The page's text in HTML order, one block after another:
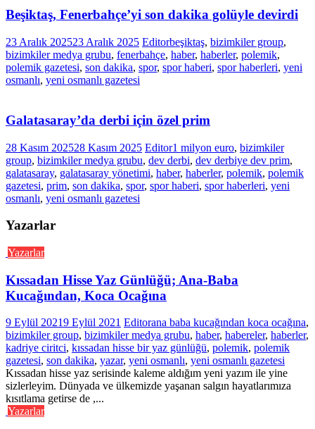
Beşiktaş, Fenerbahçe’yi son dakika golüyle devirdi
23 Aralık 202523 Aralık 2025 Editorbeşiktaş, bizimkiler group,
bizimkiler medya grubu, fenerbahçe, haber, haberler, polemik,
polemik gazetesi, son dakika, spor, spor haberi, spor haberleri, yeni
osmanlı, yeni osmanlı gazetesi
Galatasaray’da derbi için özel prim
28 Kasım 202528 Kasım 2025 Editor1 milyon euro, bizimkiler
group, bizimkiler medya grubu, dev derbi, dev derbiye dev prim,
galatasaray, galatasaray yönetimi, haber, haberler, polemik, polemik
gazetesi, prim, son dakika, spor, spor haberi, spor haberleri, yeni
osmanlı, yeni osmanlı gazetesi
Yazarlar
Yazarlar
Kıssadan Hisse Yaz Günlüğü; Ana-Baba
Kucağından, Koca Ocağına
9 Eylül 20219 Eylül 2021 Editorana baba kucağından koca ocağına,
bizimkiler group, bizimkiler medya grubu, haber, habereler, haberler,
kadriye ciritci, kıssadan hisse bir yaz günlüğü, polemik, polemik
gazetesi, son dakika, yazar, yeni osmanlı, yeni osmanlı gazetesi
Kıssadan hisse yaz serisinde kaleme aldığım yeni yazım ile yine
sizlerleyim. Dünyada ve ülkemizde yaşanan salgın hayatlarımıza
kısıtlama getirse de ,...
Yazarlar